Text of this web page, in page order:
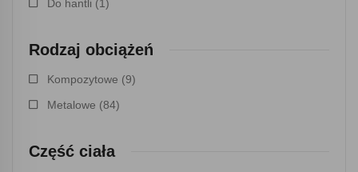
Do hantli (1)
Rodzaj obciążeń
Kompozytowe (9)
Metalowe (84)
Część ciała